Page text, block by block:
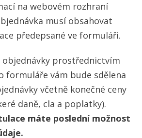
na webovém rozhraní
musí obsahovat
předepsané ve formuláři.
objednávky prostřednictvím
formuláře vám bude sdělena
včetně konečné ceny
daně, cla a poplatky).
máte poslední možnost